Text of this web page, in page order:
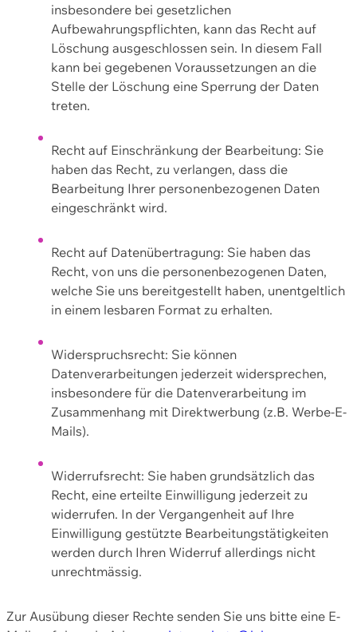
insbesondere bei gesetzlichen
Aufbewahrungspflichten, kann das Recht auf
Löschung ausgeschlossen sein. In diesem Fall
kann bei gegebenen Voraussetzungen an die
Stelle der Löschung eine Sperrung der Daten
treten.
Recht auf Einschränkung der Bearbeitung: Sie
haben das Recht, zu verlangen, dass die
Bearbeitung Ihrer personenbezogenen Daten
eingeschränkt wird.
Recht auf Datenübertragung: Sie haben das
Recht, von uns die personenbezogenen Daten,
welche Sie uns bereitgestellt haben, unentgeltlich
in einem lesbaren Format zu erhalten.
Widerspruchsrecht: Sie können
Datenverarbeitungen jederzeit widersprechen,
insbesondere für die Datenverarbeitung im
Zusammenhang mit Direktwerbung (z.B. Werbe-E-
Mails).
Widerrufsrecht: Sie haben grundsätzlich das
Recht, eine erteilte Einwilligung jederzeit zu
widerrufen. In der Vergangenheit auf Ihre
Einwilligung gestützte Bearbeitungstätigkeiten
werden durch Ihren Widerruf allerdings nicht
unrechtmässig.
Zur Ausübung dieser Rechte senden Sie uns bitte eine E-